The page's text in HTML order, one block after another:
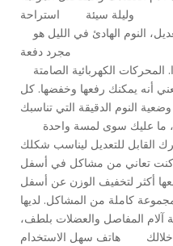
مجرد دفعة
أنه يمكنك رفعها وخفضها. كل
للتعديل ليناسب شكلك
تعاني من مشاكل في أسفل
لتخفيف الوزن عن أسفل
كاملة من المشاكل. لديها
المفاصل والعضلات بلطف،